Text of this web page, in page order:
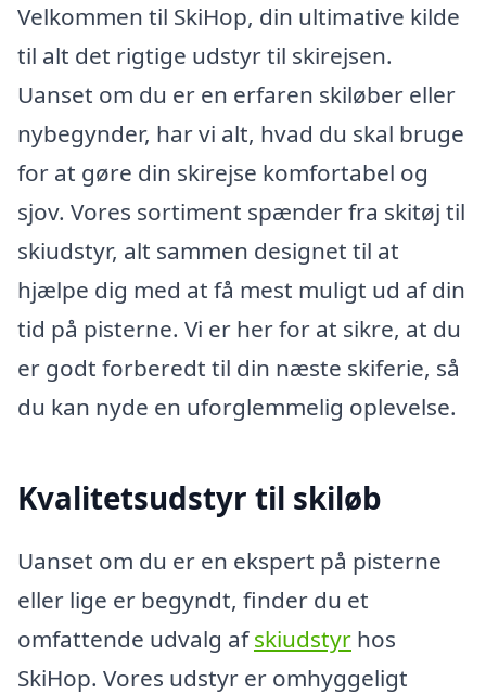
Velkommen til SkiHop, din ultimative kilde
til alt det rigtige udstyr til skirejsen.
Uanset om du er en erfaren skiløber eller
nybegynder, har vi alt, hvad du skal bruge
for at gøre din skirejse komfortabel og
sjov. Vores sortiment spænder fra skitøj til
skiudstyr, alt sammen designet til at
hjælpe dig med at få mest muligt ud af din
tid på pisterne. Vi er her for at sikre, at du
er godt forberedt til din næste skiferie, så
du kan nyde en uforglemmelig oplevelse.
Kvalitetsudstyr til skiløb
Uanset om du er en ekspert på pisterne
eller lige er begyndt, finder du et
omfattende udvalg afskiudstyr hos
SkiHop. Vores udstyr er omhyggeligt